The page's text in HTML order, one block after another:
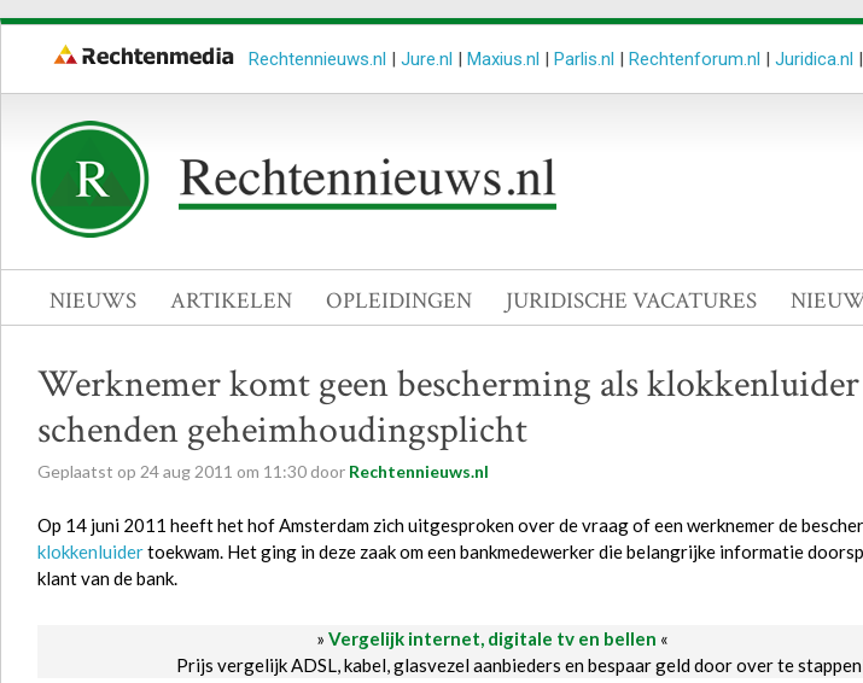
Rechtennieuws.nl | Jure.nl | Maxius.nl | Parlis.nl | Rechtenforum.nl | Juridica.nl |
NIEUWS ARTIKELEN OPLEIDINGEN JURIDISCHE VACATURES
Werknemer komt geen bescherming als
schenden geheimhoudingsplicht
Geplaatst op 24aug 2011 om 11:30 door Rechtennieuws.nl
Op 14 juni 2011 heeft het hof Amsterdam zich uitgesproken over de vraag of een werknemer de
klokkenluidertoekwam. Het ging in deze zaak om een bankmedewerker die belangrijke informatie
klant van de bank.
» Vergelijk internet, digitale tv en bellen «
Prijs vergelijk ADSL, kabel, glasvezel aanbieders en bespaar geld door over te